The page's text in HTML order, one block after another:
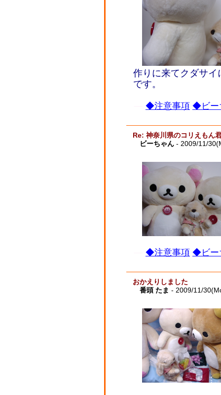
作りに来てクダサ
です。
◆注意事項 ◆ビー
Re: 神奈川県のコリえもん
ビーちゃん - 2009/11/
◆注意事項 ◆ビー
おかえりしました
番頭 たま - 2009/11/